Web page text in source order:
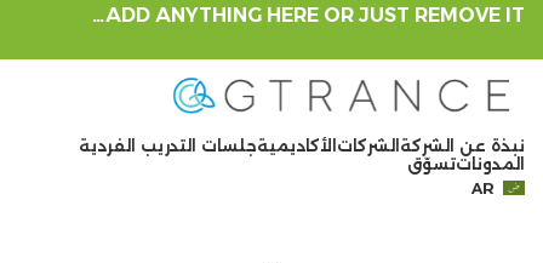
ADD ANYTHING HERE OR JUST REMOVE IT…
نبذة عن الشركة الشركات الأكاديميةجلسات التدريب الفردية
المدوناتتسوّق
AR